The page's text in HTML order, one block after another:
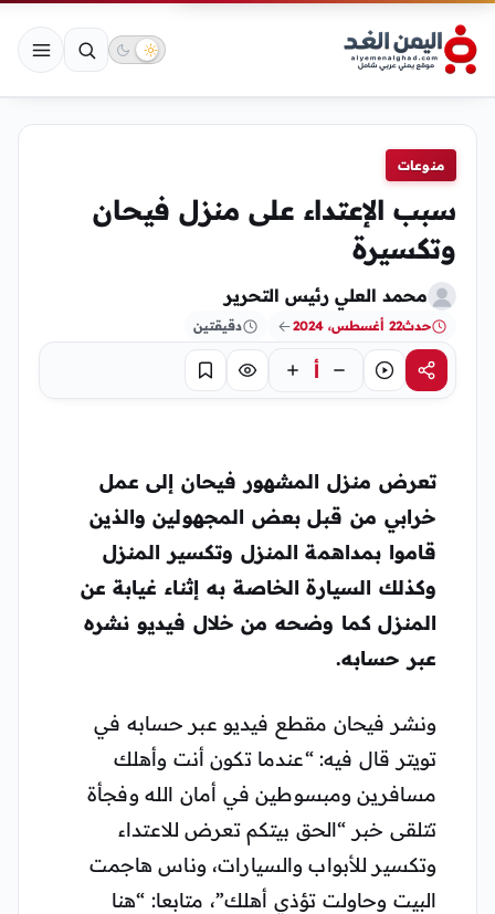
منوعات
سبب الإعتداء على منزل فيحان
وتكسيرة
محمد العلي رئيس التحرير
حدث22 أغسطس، 2024 دقيقتين
مشاركةاستماع أ تركيز حفظ
تعرض منزل المشهور فيحان إلى عمل
خرابي من قبل بعض المجهولين والذين
قاموا بمداهمة المنزل وتكسير المنزل
وكذلك السيارة الخاصة به إثناء غيابة عن
المنزل كما وضحه من خلال فيديو نشره
عبر حسابه.
ونشر فيحان مقطع فيديو عبر حسابه في
تويتر قال فيه: “عندما تكون أنت وأهلك
مسافرين ومبسوطين في أمان الله وفجأة
تتلقى خبر “الحق بيتكم تعرض للاعتداء
وتكسير للأبواب والسيارات، وناس هاجمت
البيت وحاولت تؤذي أهلك”، متابعا: “هنا